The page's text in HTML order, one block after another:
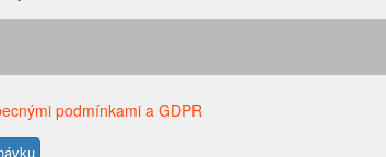
podmínkami a GDPR